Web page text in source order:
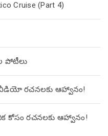
Cruise (Part 4)
పోటీలు
రచనలకు ఆహ్వానం!
కోసం రచనలకు ఆహ్వానం!